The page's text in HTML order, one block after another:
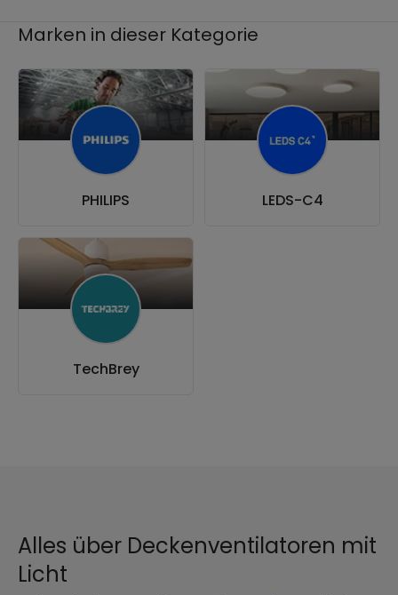
Marken in dieser Kategorie
PHILIPS LEDS-C4
TechBrey
Alles über Deckenventilatoren mit
Licht